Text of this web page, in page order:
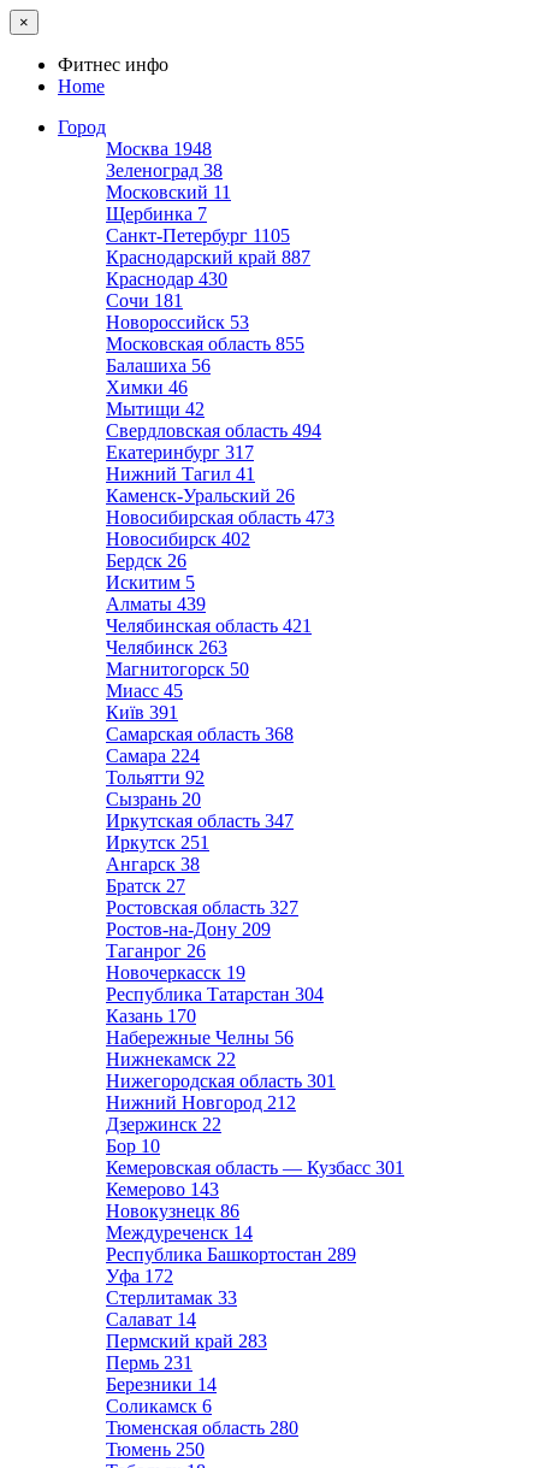
×
Фитнес инфо
Home
Город
Москва 1948
Зеленоград 38
Московский 11
Щербинка 7
Санкт-Петербург 1105
Краснодарский край 887
Краснодар 430
Сочи 181
Новороссийск 53
Московская область 855
Балашиха 56
Химки 46
Мытищи 42
Свердловская область 494
Екатеринбург 317
Нижний Тагил 41
Каменск-Уральский 26
Новосибирская область 473
Новосибирск 402
Бердск 26
Искитим 5
Алматы 439
Челябинская область 421
Челябинск 263
Магнитогорск 50
Миасс 45
Київ 391
Самарская область 368
Самара 224
Тольятти 92
Сызрань 20
Иркутская область 347
Иркутск 251
Ангарск 38
Братск 27
Ростовская область 327
Ростов-на-Дону 209
Таганрог 26
Новочеркасск 19
Республика Татарстан 304
Казань 170
Набережные Челны 56
Нижнекамск 22
Нижегородская область 301
Нижний Новгород 212
Дзержинск 22
Бор 10
Кемеровская область — Кузбасс 301
Кемерово 143
Новокузнецк 86
Междуреченск 14
Республика Башкортостан 289
Уфа 172
Стерлитамак 33
Салават 14
Пермский край 283
Пермь 231
Березники 14
Соликамск 6
Тюменская область 280
Тюмень 250